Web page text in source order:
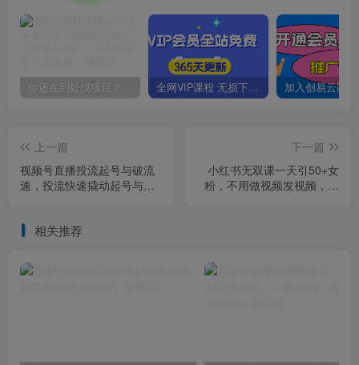
你还在到处找项目？还在当韭菜？我靠卖项目一个月收入5万+，曾经我也是个失败者。 全网VIP课程 无损下载~
上一篇
视频号直播投流起号与破流
速，投流快速撬动起号与破
下一篇
小红书无双课一天引50+女
粉，不用做视频发视频，小
相关推荐